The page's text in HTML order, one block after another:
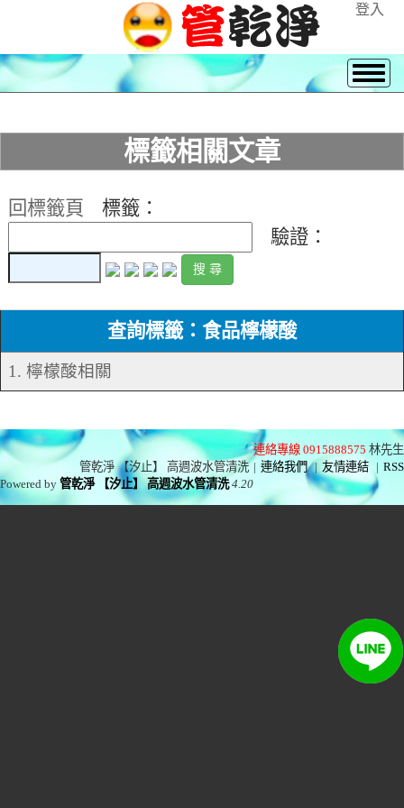
登入
標籤相關文章
回標籤頁
標籤：
驗證：
查詢標籤：食品檸檬酸
1. 檸檬酸相關
連絡專線 0915888575 林先生
管乾淨 【汐止】 高週波水管清洗 | 連絡我們 | 友情連結 | RSS
Powered by管乾淨 【汐止】 高週波水管清洗 4.20